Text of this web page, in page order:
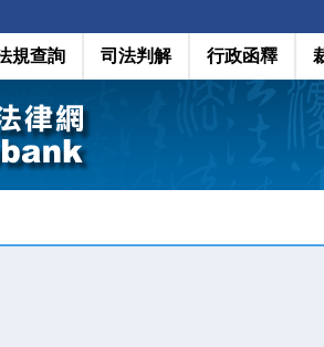
規查詢 司法判解 行政函釋